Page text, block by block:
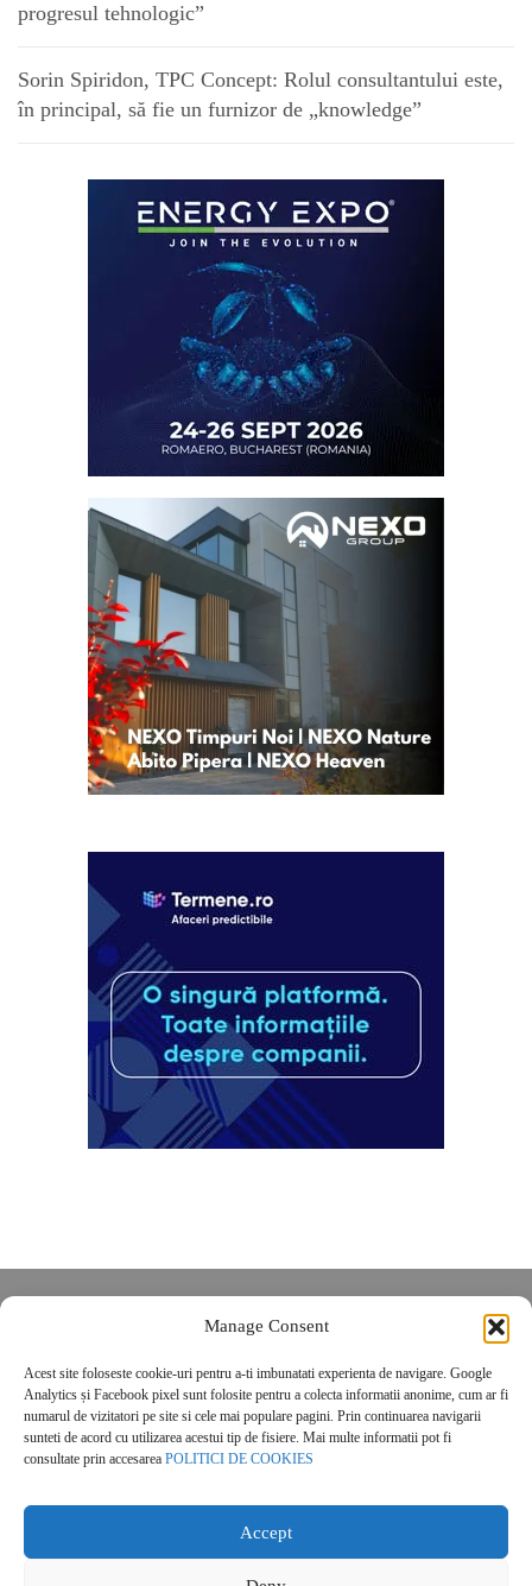
Manage Consent
Acest site foloseste cookie-uri pentru a-ti imbunatati experienta de navigare. Google
Analytics și Facebook pixel sunt folosite pentru a colecta informatii anonime, cum ar fi
numarul de vizitatori pe site si cele mai populare pagini. Prin continuarea navigarii
sunteti de acord cu utilizarea acestui tip de fisiere. Mai multe informatii pot fi
consultate prin accesarea POLITICI DE COOKIES
Accept
progresul tehnologic”
Sorin Spiridon, TPC Concept: Rolul consultantului este,
în principal, să fie un furnizor de „knowledge”
POLITICĂ DE CONFIDENȚIALITATE
Politica de cookies